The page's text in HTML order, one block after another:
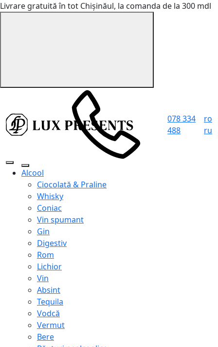
Livrare gratuită în tot Chișinăul, la comanda de la 300 mdl
078 334
488
ro
ru
Alcool
Ciocolată & Praline
Whisky
Coniac
Vin spumant
Gin
Digestiv
Rom
Lichior
Vin
Absint
Tequila
Vodcă
Vermut
Bere